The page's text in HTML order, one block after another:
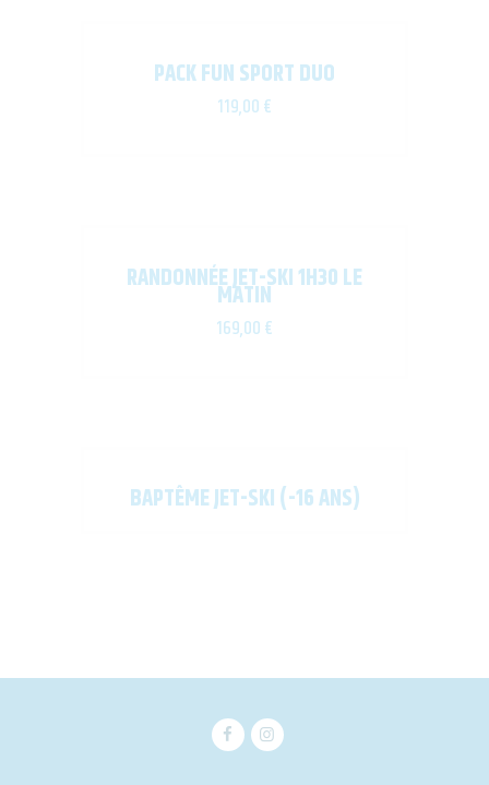
PACK FUN SPORT DUO
119,00€
RANDONNÉE JET-SKI 1H30 LE
MATIN
169,00€
BAPTÊME JET-SKI (-16 ANS)